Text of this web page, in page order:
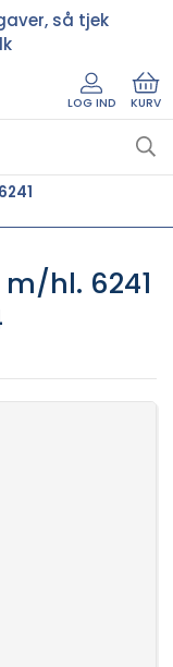
så tjek
LOG IND KURV
hl. 6241